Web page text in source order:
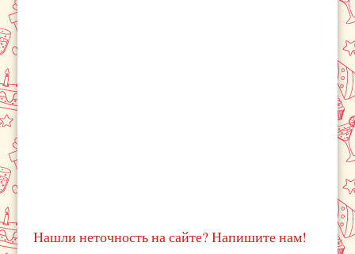
Нашли неточность на сайте? Напишите нам!